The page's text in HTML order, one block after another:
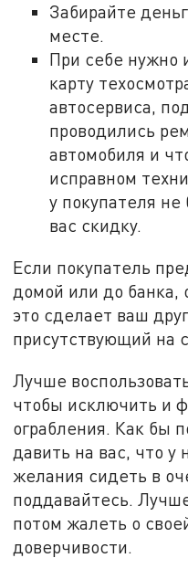
Забирайте
месте.
При себе нужно
карту
автосервиса,
проводились
автомобиля и
исправном
у покупателя не
вас скидку.
Если покупатель
домой или до банка,
это сделает ваш
присутствующий на
Лучше
чтобы исключить и
ограбления. Как бы
давить на вас, что у
желания сидеть в
поддавайтесь.
потом жалеть о
доверчивости.